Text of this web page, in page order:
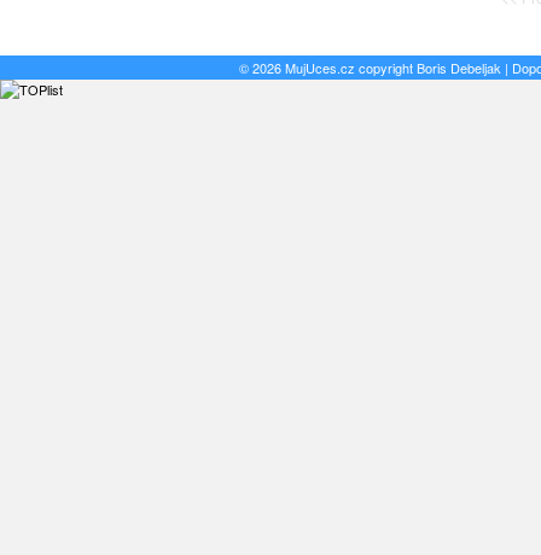
© 2026 MujUces.cz copyrightBoris Debeljak |